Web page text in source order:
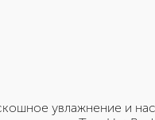
увлажнение и